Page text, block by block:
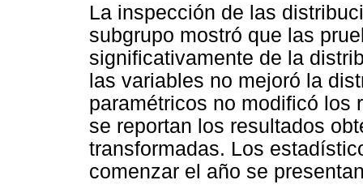
La inspección de las
subgrupo mostró que las
significativamente de la
las variables no mejoró la
paramétricos no modificó los
se reportan los resultados
transformadas. Los
comenzar el año se